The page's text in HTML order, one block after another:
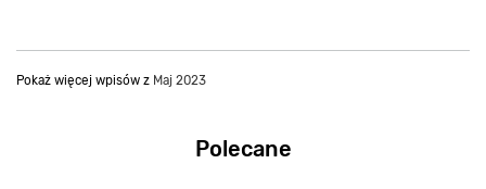
Pokaż więcej wpisów z Maj 2023
Polecane